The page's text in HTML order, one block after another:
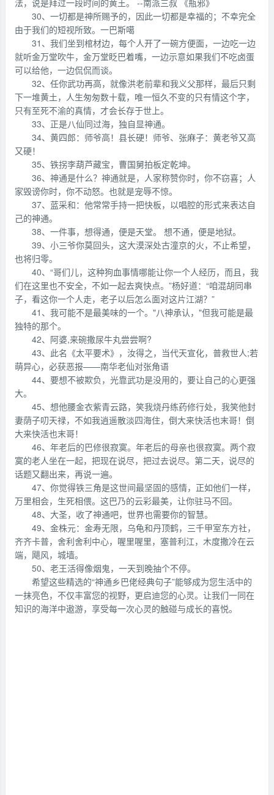
法，说是拜过一段时间的黄王。 --南派三叔 《瓶邪》
30、一切都是神所赐予的，因此一切都是幸福的；不幸完全
由于我们的短视所致。一巴斯噶
31、我们坐到棺材边，每个人开了一碗方便面，一边吃一边
就听金万堂吹牛，金万堂眨巴着嘴，一边示意如果我们不吃卤蛋
可以给他，一边侃侃而谈。
32、任你武功再高，就像洪老前辈和我义父那样，最后只剩
下一堆黄土，人生匆匆数十载，唯一恒久不变的只有情这个字，
只有至死不渝的真情，才会长存于世上。
33、正是八仙同过海，独自显神通。
34、黄四郎：师爷高！县长硬！师爷、张麻子：黄老爷又高
又硬！
35、铁拐李葫芦藏宝，曹国舅拍板定乾坤。
36、神通是什么？神通就是，人家称赞你时，你不窃喜；人
家毁谤你时，你不动怒。也就是宠辱不惊。
37、蓝采和：他常常手持一把快板，以唱腔的形式来表达自
己的神通。
38、一件事，想得通，便是天堂。 想不通，便是地狱。
39、小三爷你莫回头，这大漠深处古潼京的火，不止希望，
也将归零。
40、“哥们儿，这种狗血事情哪能让你一个人经历，而且，我
们在这里也不安全，不如一起去爽快点。”杨好道：“咱混胡同串
子，看这你一个人走，老子以后怎么面对这片江湖？”
41、我可能不是最美味的一个。"八神承认，"但我可能是最
独特的那个。
42、阿婆,来碗撒尿牛丸尝尝啊?
43、此名《太平要术》，汝得之，当代天宣化，普救世人;若
萌异心，必获恶报——南华老仙对张角语
44、要想不被欺负，光靠武功是没用的，要让自己的心更强
大。
45、想他腰金衣紫青云路，笑我烧丹练药修行处，我笑他封
妻荫子叨天禄，不如我逍遥散淡四海住，倒大来快活也末哥！倒
大来快活也末哥！
46、年老后的巴修很寂寞。年老后的母亲也很寂寞。两个寂
寞的老人坐在一起，把现在说尽，把过去说尽。第二天，说尽的
话题又翻出来，再说一遍。
47、你觉得铁三角是这世间最坚固的感情，正如他们一样，
万里相会，生死相偎。这巴乃的云彩最美，让你驻马不回。
48、大圣，收了神通吧，世界也需要你的智慧。
49、金株元：金寿无限，乌龟和丹顶鹤，三千甲室东方社，
齐齐卡普，舍利舍利中心，喔里喔里，塞普利江，木度撒冷在云
端，飓风，城墙。
50、老王活得像烟鬼，一天到晚抽个不停。
希望这些精选的“神通乡巴佬经典句子”能够成为您生活中的
一抹亮色，不仅丰富您的视野，更启迪您的心灵。让我们一同在
知识的海洋中遨游，享受每一次心灵的触碰与成长的喜悦。